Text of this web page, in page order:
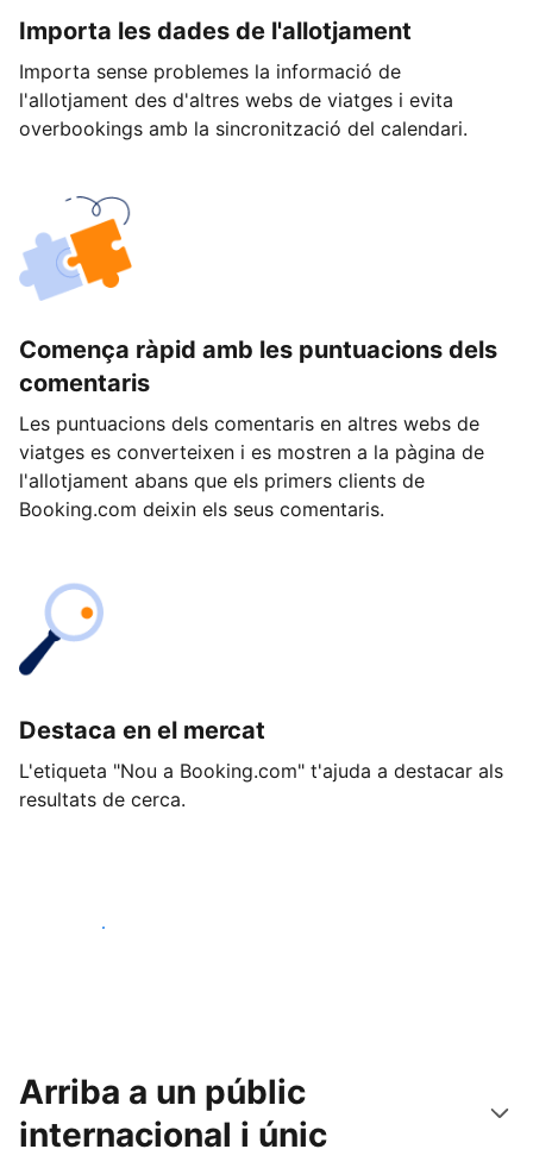
Importa les dades de l'allotjament
Importa sense problemes la informació de
l'allotjament des d'altres webs de viatges i evita
overbookings amb la sincronització del calendari.
Comença ràpid amb les puntuacions dels
comentaris
Les puntuacions dels comentaris en altres webs de
viatges es converteixen i es mostren a la pàgina de
l'allotjament abans que els primers clients de
Booking.com deixin els seus comentaris.
Destaca en el mercat
L'etiqueta "Nou a Booking.com" t'ajuda a destacar als
resultats de cerca.
Comença avui
Arriba a un públic
internacional i únic